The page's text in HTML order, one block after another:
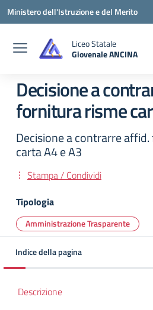
Vai ai contenuti
Vai al menu di navigazione
Vai al footer
Ministero dell'Istruzione e del Merito
Liceo Statale
Giovenale ANCINA
Decisione a
fornitura risme
Decisione a contrarre
carta A4 e A3
Stampa / Condividi
Tipologia
Amministrazione Trasparente
Indice della pagina
Descrizione